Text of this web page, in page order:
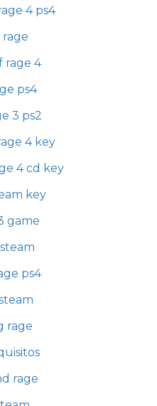
4 ps4
rage 4
ps4
3 ps2
4 key
4 cd key
key
game
ps4
rage
rage